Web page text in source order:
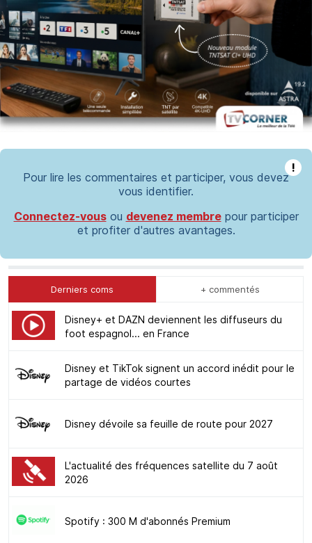
!
Pour lire les commentaires et participer, vous devez
vous identifier.
Connectez-vousou devenez membrepour participer
et profiter d'autres avantages.
Derniers coms + commentés
Disney+ et DAZN deviennent les diffuseurs du
foot espagnol... en France
Disney et TikTok signent un accord inédit pour le
partage de vidéos courtes
Disney dévoile sa feuille de route pour 2027
L'actualité des fréquences satellite du 7 août
2026
Spotify : 300 M d'abonnés Premium